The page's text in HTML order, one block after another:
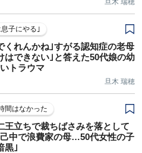
旦木 瑞穂
子にやる｣
くれんかね｣すがる認知症の老母
はできない｣と答えた50代娘の幼
トラウマ
旦木 瑞穂
間はなかった
王立ちで裁ちばさみを落として
己中で浪費家の母…50代女性の子
黒｣